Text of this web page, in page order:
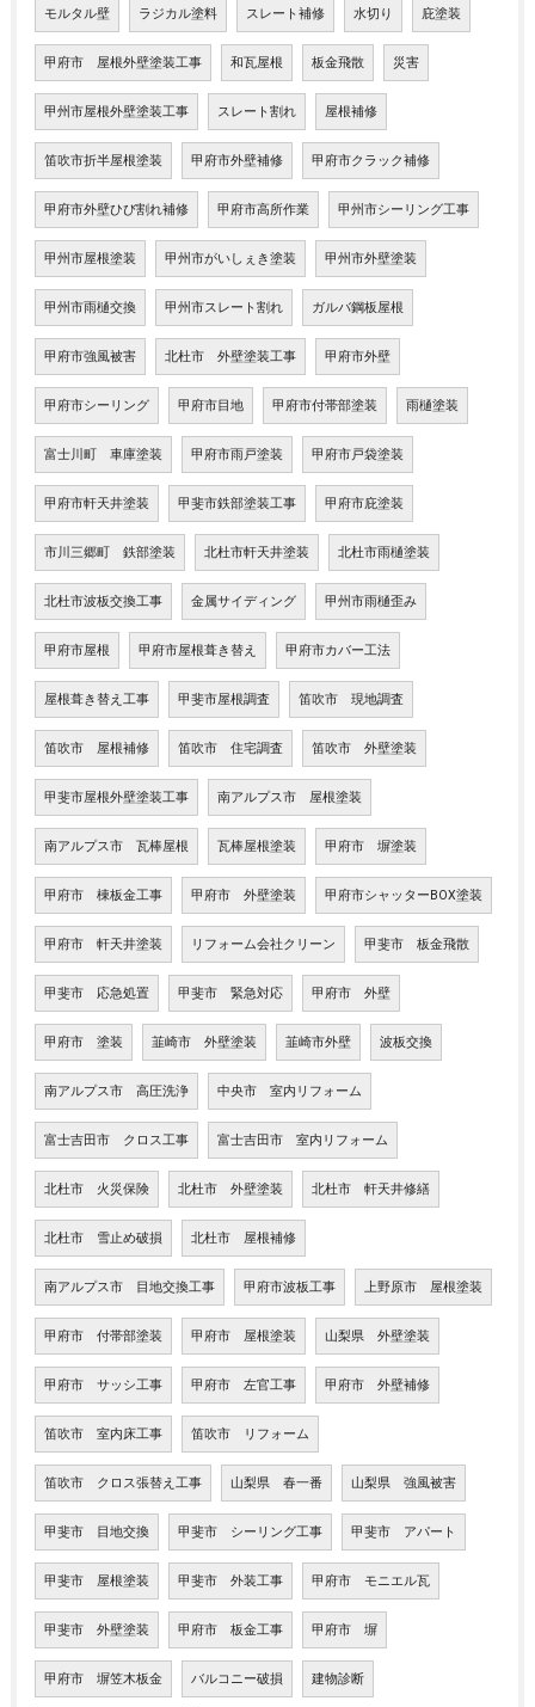
モルタル壁 ラジカル塗料 スレート補修 水切り 庇塗装
甲府市 屋根外壁塗装工事 和瓦屋根 板金飛散 災害
甲州市屋根外壁塗装工事 スレート割れ 屋根補修
笛吹市折半屋根塗装 甲府市外壁補修 甲府市クラック補修
甲府市外壁ひび割れ補修 甲府市高所作業 甲州市シーリング工事
甲州市屋根塗装 甲州市がいしぇき塗装 甲州市外壁塗装
甲州市雨樋交換 甲州市スレート割れ ガルバ鋼板屋根
甲府市強風被害 北杜市 外壁塗装工事 甲府市外壁
甲府市シーリング 甲府市目地 甲府市付帯部塗装 雨樋塗装
富士川町 車庫塗装 甲府市雨戸塗装 甲府市戸袋塗装
甲府市軒天井塗装 甲斐市鉄部塗装工事 甲府市庇塗装
市川三郷町 鉄部塗装 北杜市軒天井塗装 北杜市雨樋塗装
北杜市波板交換工事 金属サイディング 甲州市雨樋歪み
甲府市屋根 甲府市屋根葺き替え 甲府市カバー工法
屋根葺き替え工事 甲斐市屋根調査 笛吹市 現地調査
笛吹市 屋根補修 笛吹市 住宅調査 笛吹市 外壁塗装
甲斐市屋根外壁塗装工事 南アルプス市 屋根塗装
南アルプス市 瓦棒屋根 瓦棒屋根塗装 甲府市 塀塗装
甲府市 棟板金工事 甲府市 外壁塗装 甲府市シャッターBOX塗装
甲府市 軒天井塗装 リフォーム会社クリーン 甲斐市 板金飛散
甲斐市 応急処置 甲斐市 緊急対応 甲府市 外壁
甲府市 塗装 韮崎市 外壁塗装 韮崎市外壁 波板交換
南アルプス市 高圧洗浄 中央市 室内リフォーム
富士吉田市 クロス工事 富士吉田市 室内リフォーム
北杜市 火災保険 北杜市 外壁塗装 北杜市 軒天井修繕
北杜市 雪止め破損 北杜市 屋根補修
南アルプス市 目地交換工事 甲府市波板工事 上野原市 屋根塗装
甲府市 付帯部塗装 甲府市 屋根塗装 山梨県 外壁塗装
甲府市 サッシ工事 甲府市 左官工事 甲府市 外壁補修
笛吹市 室内床工事 笛吹市 リフォーム
笛吹市 クロス張替え工事 山梨県 春一番 山梨県 強風被害
甲斐市 目地交換 甲斐市 シーリング工事 甲斐市 アパート
甲斐市 屋根塗装 甲斐市 外装工事 甲府市 モニエル瓦
甲斐市 外壁塗装 甲府市 板金工事 甲府市 塀
甲府市 塀笠木板金 バルコニー破損 建物診断